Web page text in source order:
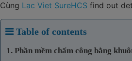
Cùng Lac Viet SureHCS find out
Table of contents
1. Phần mềm chấm công bằng